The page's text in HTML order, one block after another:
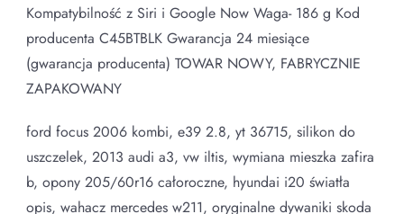
Kompatybilność z Siri i Google Now Waga- 186 g Kod
producenta C45BTBLK Gwarancja 24 miesiące
(gwarancja producenta) TOWAR NOWY, FABRYCZNIE
ZAPAKOWANY
ford focus 2006 kombi, e39 2.8, yt 36715, silikon do
uszczelek, 2013 audi a3, vw iltis, wymiana mieszka zafira
b, opony 205/60r16 całoroczne, hyundai i20 światła
opis, wahacz mercedes w211, oryginalne dywaniki skoda